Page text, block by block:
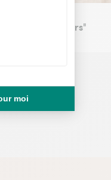
discrète des fleurs"